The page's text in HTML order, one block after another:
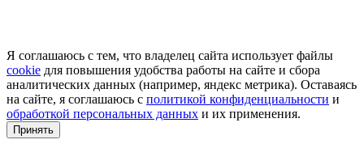
Я соглашаюсь с тем, что владелец сайта использует файлы
cookie для повышения удобства работы на сайте и сбора
аналитических данных (например, яндекс метрика). Оставаясь
на сайте, я соглашаюсь с политикой конфиденциальности и
обработкой персональных данных и их применения.
Принять